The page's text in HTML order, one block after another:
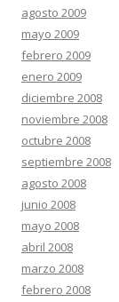
agosto 2009
mayo 2009
febrero 2009
enero 2009
diciembre 2008
noviembre 2008
octubre 2008
septiembre 2008
agosto 2008
junio 2008
mayo 2008
abril 2008
marzo 2008
febrero 2008